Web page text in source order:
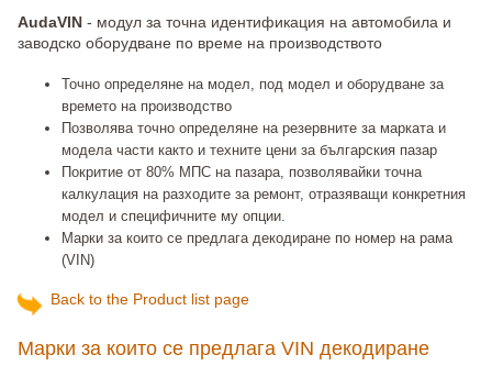
AudaVIN - модул за точна идентификация на автомобила и
заводско оборудване по време на производството
Точно определяне на модел, под модел и оборудване за
времето на производство
Позволява точно определяне на резервните за марката и
модела части както и техните цени за българския пазар
Покритие от 80% МПС на пазара, позволявайки точна
калкулация на разходите за ремонт, отразяващи конкретния
модел и специфичните му опции.
Марки за които се предлага декодиране по номер на рама
(VIN)
Back to the Product list page
Марки за които се предлага VIN декодиране